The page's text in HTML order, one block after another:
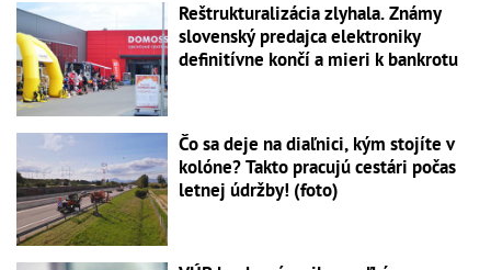
Reštrukturalizácia zlyhala. Známy
slovenský predajca elektroniky
definitívne končí a mieri k bankrotu
Čo sa deje na diaľnici, kým stojíte v
kolóne? Takto pracujú cestári počas
letnej údržby! (foto)